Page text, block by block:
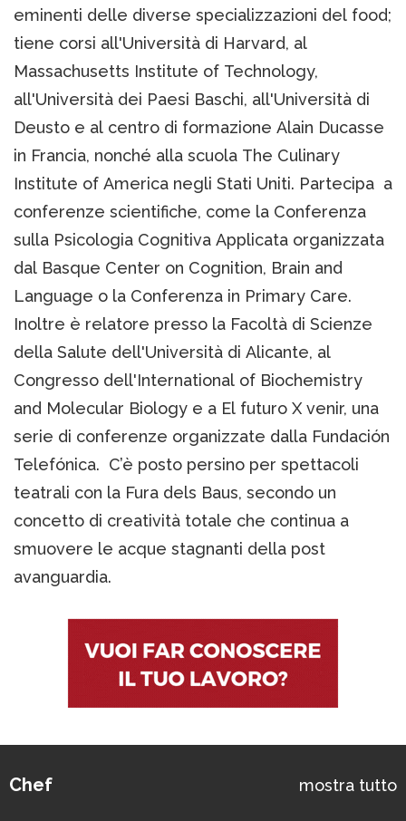
eminenti delle diverse specializzazioni del food;
tiene corsi all'Università di Harvard, al
Massachusetts Institute of Technology,
all'Università dei Paesi Baschi, all'Università di
Deusto e al centro di formazione Alain Ducasse
in Francia, nonché alla scuola The Culinary
Institute of America negli Stati Uniti. Partecipa a
conferenze scientifiche, come la Conferenza
sulla Psicologia Cognitiva Applicata organizzata
dal Basque Center on Cognition, Brain and
Language o la Conferenza in Primary Care.
Inoltre è relatore presso la Facoltà di Scienze
della Salute dell'Università di Alicante, al
Congresso dell'International of Biochemistry
and Molecular Biology e a El futuro X venir, una
serie di conferenze organizzate dalla Fundación
Telefónica. C’è posto persino per spettacoli
teatrali con la Fura dels Baus, secondo un
concetto di creatività totale che continua a
smuovere le acque stagnanti della post
avanguardia.
Chef mostra tutto